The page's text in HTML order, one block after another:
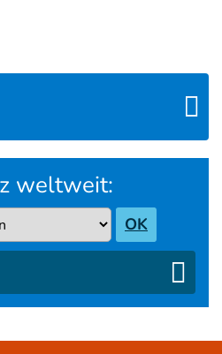
weltweit:
OK